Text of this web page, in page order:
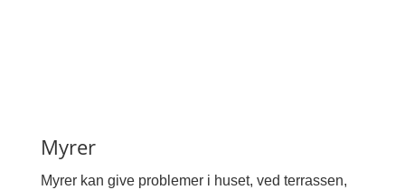
Myrer
Myrer kan give problemer i huset, ved terrassen,